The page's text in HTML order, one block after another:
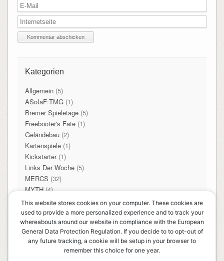
Kategorien
Allgemein(5)
ASoIaF:TMG(1)
Bremer Spieletage(5)
Freebooter's Fate(1)
Geländebau(2)
Kartenspiele(1)
Kickstarter(1)
Links Der Woche(5)
MERCS (32)
MYTH(4)
SAGA(2)
Songs of Blades and Heroes(2)
Table Top(13)
Veranstaltungen(2)
Warmachine / Hordes(1)
This website stores cookies on your computer. These cookies are
used to provide a more personalized experience and to track your
whereabouts around our website in compliance with the European
General Data Protection Regulation. If you decide to to opt-out of
any future tracking, a cookie will be setup in your browser to
remember this choice for one year.